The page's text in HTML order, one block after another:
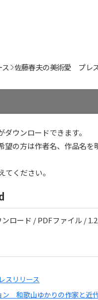
佐藤春夫の美術愛 プレ
ダウンロードできます。
望の方は作者名、作品名
ください。
ロード / PDFファイル /
スリリース
ン 和歌山ゆかりの作家と